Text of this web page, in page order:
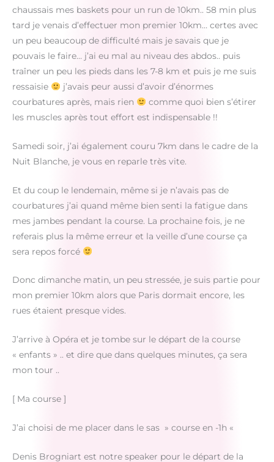
chaussais mes baskets pour un run de 10km.. 58 min plus
tard je venais d’effectuer mon premier 10km… certes avec
un peu beaucoup de difficulté mais je savais que je
pouvais le faire… j’ai eu mal au niveau des abdos.. puis
traîner un peu les pieds dans les 7-8 km et puis je me suis
ressaisie
j’avais peur aussi d’avoir d’énormes
courbatures après, mais rien
comme quoi bien s’étirer
les muscles après tout effort est indispensable !!
Samedi soir, j’ai également couru 7km dans le cadre de la
Nuit Blanche, je vous en reparle très vite.
Et du coup le lendemain, même si je n’avais pas de
courbatures j’ai quand même bien senti la fatigue dans
mes jambes pendant la course. La prochaine fois, je ne
referais plus la même erreur et la veille d’une course ça
sera repos forcé
Donc dimanche matin, un peu stressée, je suis partie pour
mon premier 10km alors que Paris dormait encore, les
rues étaient presque vides.
J’arrive à Opéra et je tombe sur le départ de la course
« enfants » .. et dire que dans quelques minutes, ça sera
mon tour ..
[ Ma course ]
J’ai choisi de me placer dans le sas » course en -1h «
Denis Brogniart est notre speaker pour le départ de la